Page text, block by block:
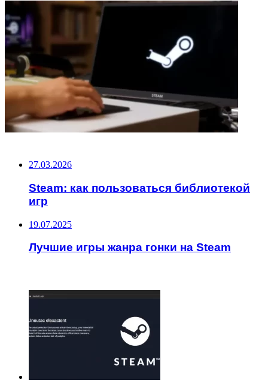
27.03.2026
Steam: как пользоваться библиотекой
игр
19.07.2025
Лучшие игры жанра гонки на Steam